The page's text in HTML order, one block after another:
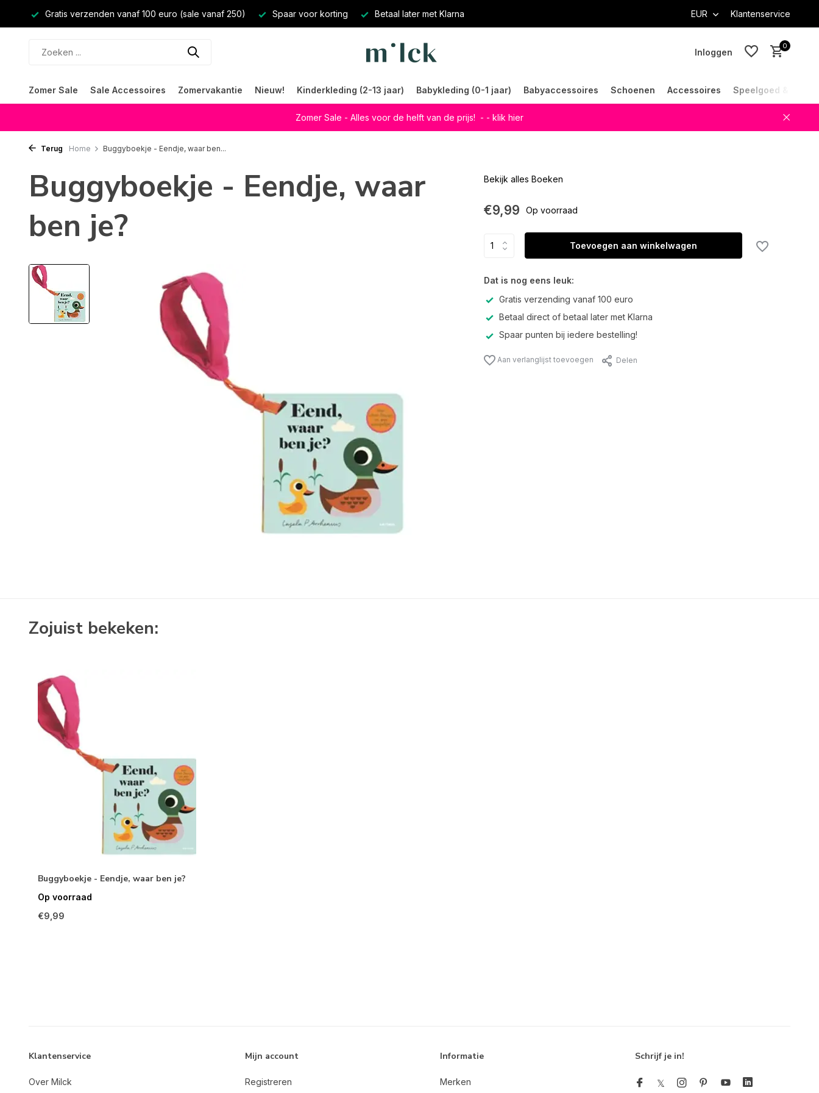
Gratis verzenden vanaf 100 euro (sale vanaf 250) Spaar voor korting Betaal later met Klarna EUR Klantenservice
Inloggen
0
Zomer Sale Sale Accessoires Zomervakantie Nieuw! Kinderkleding (2-13 jaar) Babykleding (0-1 jaar) Babyaccessoires Schoenen Accessoires Speelgoed &
Zomer Sale - Alles voor de helft van de prijs! - - klik hier
Terug Home Buggyboekje - Eendje, waar ben...
Buggyboekje - Eendje, waar
ben je?
Bekijk alles Boeken
€9,99 Op voorraad
Toevoegen aan winkelwagen
Dat is nog eens leuk:
Gratis verzending vanaf 100 euro
Betaal direct of betaal later met Klarna
Spaar punten bij iedere bestelling!
Aan verlanglijst toevoegen Delen
Zojuist bekeken:
Buggyboekje - Eendje, waar ben je?
Op voorraad
€9,99
Klantenservice
Over Milck
Mijn account
Registreren
Informatie
Merken
Schrijf je in!